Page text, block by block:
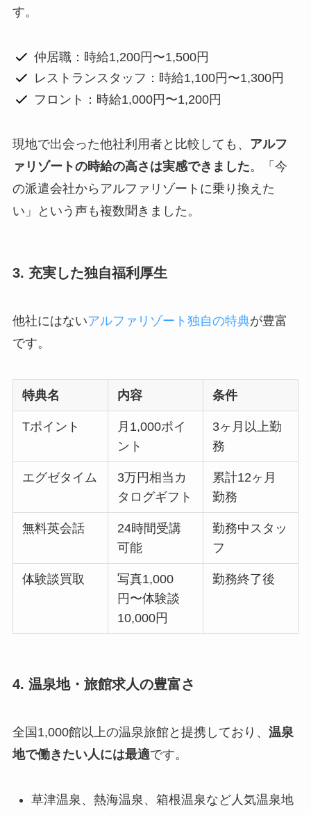
す。
仲居職：時給1,200円〜1,500円
レストランスタッフ：時給1,100円〜1,300円
フロント：時給1,000円〜1,200円
現地で出会った他社利用者と比較しても、 アルフ
ァリゾートの時給の高さは実感できました。「今
の派遣会社からアルファリゾートに乗り換えた
い」という声も複数聞きました。
3. 充実した独自福利厚生
他社にはないアルファリゾート独自の特典が豊富
です。
特典名 内容 条件
Tポイント
月1,000ポイ
ント
3ヶ月以上勤
務
エグゼタイム
3万円相当カ
タログギフト
累計12ヶ月
勤務
無料英会話
24時間受講
可能
勤務中スタッ
フ
体験談買取
写真1,000
円〜体験談
10,000円
勤務終了後
4. 温泉地・旅館求人の豊富さ
全国1,000館以上の温泉旅館と提携しており、 温泉
地で働きたい人には最適です。
草津温泉、熱海温泉、箱根温泉など人気温泉地